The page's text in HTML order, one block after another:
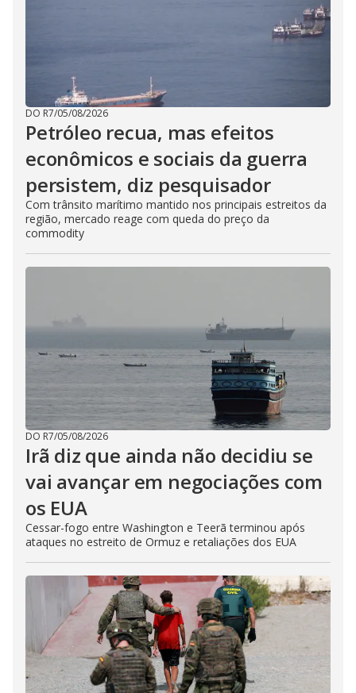
DO R7/05/08/2026
Petróleo recua, mas efeitos
econômicos e sociais da guerra
persistem, diz pesquisador
Com trânsito marítimo mantido nos principais estreitos da
região, mercado reage com queda do preço da
commodity
DO R7/05/08/2026
Irã diz que ainda não decidiu se
vai avançar em negociações com
os EUA
Cessar-fogo entre Washington e Teerã terminou após
ataques no estreito de Ormuz e retaliações dos EUA